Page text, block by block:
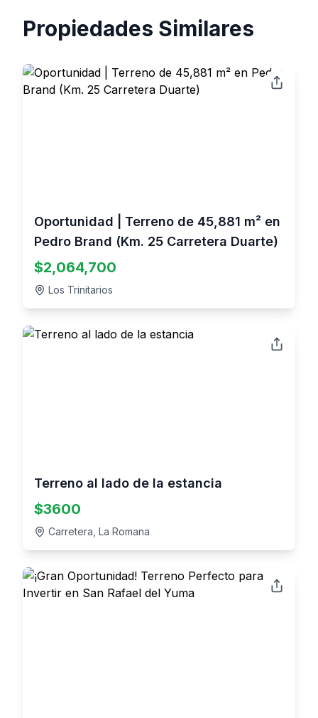
Propiedades Similares
Oportunidad | Terreno de 45,881 m² en
Pedro Brand (Km. 25 Carretera Duarte)
$2,064,700
Los Trinitarios
Terreno al lado de la estancia
$3600
Carretera, La Romana